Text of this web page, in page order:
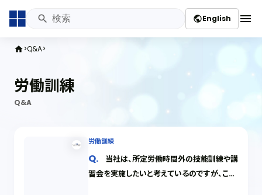
publicEnglish menu
home Q&A
労働訓練
Q&A
労働訓練
当社は、所定労働時間外の技能訓練や講
習会を実施したいと考えているのですが、この